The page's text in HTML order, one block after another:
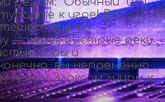
к игре! Вас
по
— через быстрые реки
горы и
вы непременно
Злоксом лицом к